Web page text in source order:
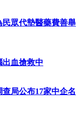
眾代墊醫藥費善舉
血搶救中
局公布17家中企名